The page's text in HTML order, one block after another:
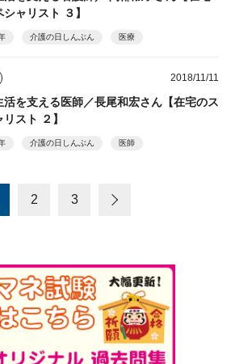
ャリスト ３】
介護の日しんぶん 医療
2018/11/11
活を支える医師／長尾和宏さん【在宅のス
スト ２】
介護の日しんぶん 医師
2 3